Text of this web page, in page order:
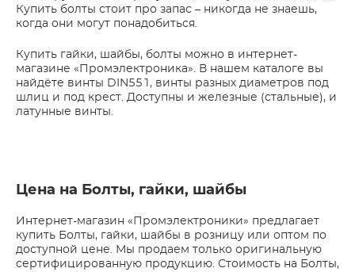
Купить болты стоит про запас – никогда не знаешь,
когда они могут понадобиться.
Купить гайки, шайбы, болты можно в интернет-
магазине «Промэлектроника». В нашем каталоге вы
найдёте винты DIN551, винты разных диаметров под
шлиц и под крест. Доступны и железные (стальные), и
латунные винты.
Цена на Болты, гайки, шайбы
Интернет-магазин «Промэлектроники» предлагает
купить Болты, гайки, шайбы в розницу или оптом по
доступной цене. Мы продаем только оригинальную
сертифицированную продукцию. Стоимость на Болты,